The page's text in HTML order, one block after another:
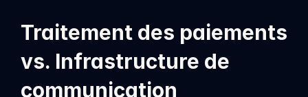
Traitement des paiements
vs. Infrastructure de
communication